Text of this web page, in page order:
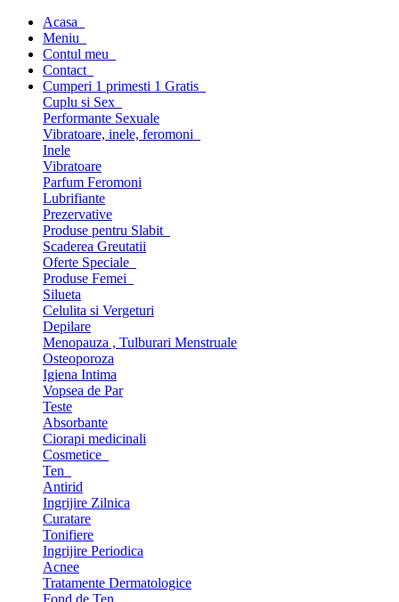
Acasa
Meniu
Contul meu
Contact
Cumperi 1 primesti 1 Gratis
Cuplu si Sex
Performante Sexuale
Vibratoare, inele, feromoni
Inele
Vibratoare
Parfum Feromoni
Lubrifiante
Prezervative
Produse pentru Slabit
Scaderea Greutatii
Oferte Speciale
Produse Femei
Silueta
Celulita si Vergeturi
Depilare
Menopauza , Tulburari Menstruale
Osteoporoza
Igiena Intima
Vopsea de Par
Teste
Absorbante
Ciorapi medicinali
Cosmetice
Ten
Antirid
Ingrijire Zilnica
Curatare
Tonifiere
Ingrijire Periodica
Acnee
Tratamente Dermatologice
Fond de Ten